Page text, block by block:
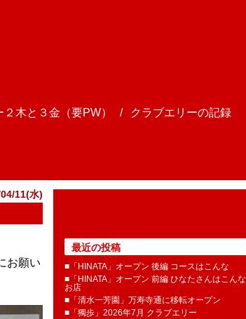
木と３金（要PW）
クラブエリーの記録
11(水)
お願い
最近の投稿
■「HINATA」オープン 後編 コースはこんな
■「HINATA」オープン 前編 ひなたさんはこんな
お店
■「清水一芳園」万寿寺通に移転オープン
■「獨歩」2026年7月 クラブエリー